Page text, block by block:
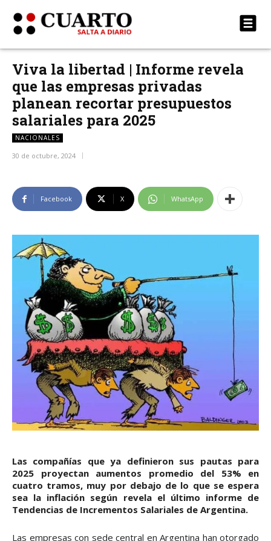
Viva la libertad | Informe revela
que las empresas privadas
planean recortar presupuestos
salariales para 2025
NACIONALES
30 de octubre, 2024
Facebook X WhatsApp
Las compañías que ya definieron sus pautas para
2025 proyectan aumentos promedio del 53% en
cuatro tramos, muy por debajo de lo que se espera
sea la inflación según revela el último informe de
Tendencias de Incrementos Salariales de Argentina.
Las empresas con sede central en Argentina han otorgado